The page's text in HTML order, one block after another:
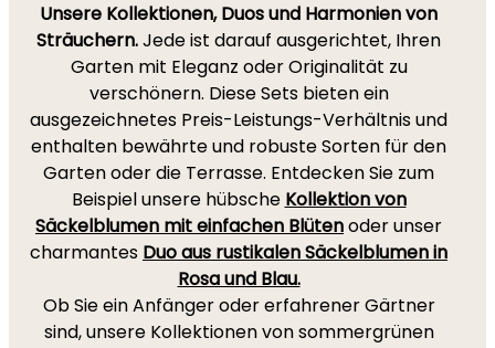
Unsere Kollektionen, Duos und Harmonien von
Sträuchern.Jede ist darauf ausgerichtet, Ihren
Garten mit Eleganz oder Originalität zu
verschönern. Diese Sets bieten ein
ausgezeichnetes Preis-Leistungs-Verhältnis und
enthalten bewährte und robuste Sorten für den
Garten oder die Terrasse. Entdecken Sie zum
Beispiel unsere hübsche Kollektion von
Säckelblumen mit einfachen Blütenoder unser
charmantes Duo aus rustikalen Säckelblumen in
Rosa und Blau.
Ob Sie ein Anfänger oder erfahrener Gärtner
sind, unsere Kollektionen von sommergrünen